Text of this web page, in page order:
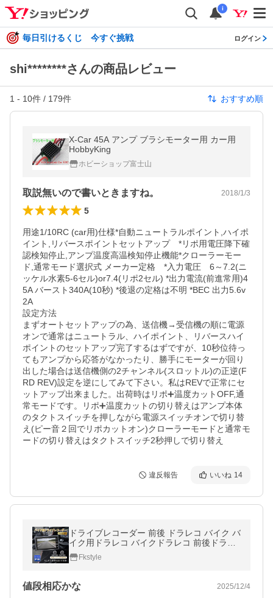
i
毎日引けるくじ 今すぐ挑戦 ログイン
shi********さんの商品レビュー
1 - 10件 / 179件 おすすめ順
X-Car 45A アンプ ブラシモーター用 カー用
HobbyKing
ホビーショップ富士山
取説無いので書いときますね。 2018/1/3
5
用途1/10RC (car用)仕様*自動ニュートラルポイント,ハイポ
イント,リバースポイントセットアップ　*リポ用電圧降下確
認検知停止,アンプ温度高温検知停止機能*クローラーモー
ド,通常モード選択式 メーカー定格　*入力電圧　6～7.2(ニ
ッケル水素5-6セル)or7.4(リポ2セル) *出力電流(前進常用)4
5A バースト340A(10秒) *後退の定格は不明 *BEC 出力5.6v
2A
設定方法
まずオートセットアップの為、送信機→受信機の順に電源
オンで通常はニュートラル、ハイポイント、リバースハイ
ポイントのセットアップ完了するはずですが、10秒位待っ
てもアンプから応答がなかったり、勝手にモーターが回り
出した場合は送信機側の2チャンネル(スロットル)の正逆(F
RD REV)設定を逆にしてみて下さい。私はREVで正常にセ
ットアップ出来ました。出荷時はリポ➕温度カットOFF,通
常モードです。リポ➕温度カットの切り替えはアンプ本体
のタクトスイッチを押しながら電源スイッチオンで切り替
え(ピー音２回でリポカットオン)クローラーモードと通常モ
ードの切り替えはタクトスイッチ2秒押しで切り替え
違反報告 いいね 14
ドライブレコーダー 前後 ドラレコ バイク バ
イク用ドラレコ バイクドラレコ 前後ドラレ
コ 前後カメラ カメラ リアカメラ 本体 安い
ドラレコ バックカメラ付き
Fkstyle
値段相応かな 2025/12/4